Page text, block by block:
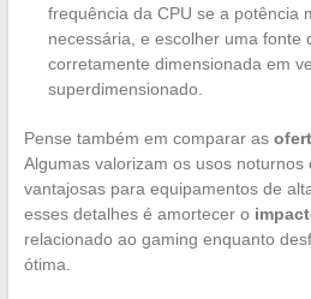
frequência da CPU se a potência
necessária, e escolher uma fonte
corretamente dimensionada em
superdimensionado.
Pense também em comparar as
Algumas valorizam os usos noturnos
vantajosas para equipamentos de
esses detalhes é amortecer o
relacionado ao gaming enquanto
ótima.